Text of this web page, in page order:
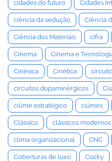
cidades do futuro Cidades
ciência da sedução Ciência
Ciência dos Materiais cifra
Cinema Cinema e
Cinésica Cinética
circuitos dopaminérgicos
ciúme estratégico ciúmes
Clássico clássicos modernos
clima organizacional CNC
Coberturas de luxo Cocky